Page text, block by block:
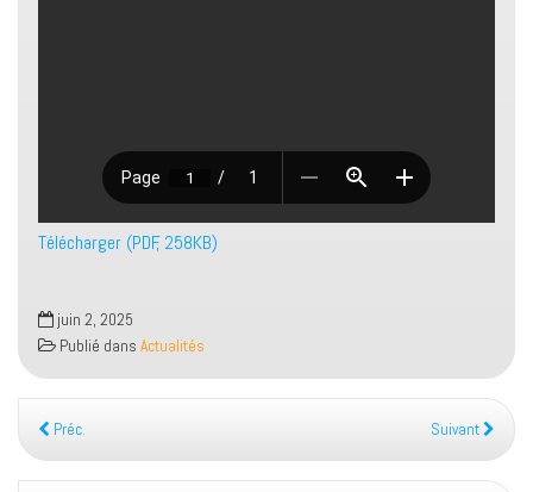
Télécharger (PDF, 258KB)
juin 2, 2025
Publié dans Actualités
Préc. Suivant